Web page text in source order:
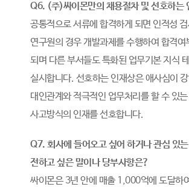
Q6. (주)싸이몬만의 채용절차 및 선호하는
공통적으로 서류에 합격하게 되면 인적성
연구원의 경우 개발과제를 수행하여 합격여
되며 다른 부서들도 특화된 업무기본 지식
실시합니다. 선호하는 인재상은 애사심이
대인관계와 적극적인 업무처리를 할 수 있
사고방식의 인재를 선호합니다.
Q7. 회사에 들어오고 싶어 하거나 관심 있는
전하고 싶은 말이나 당부사항은?
싸이몬은 3년 안에 매출 1,000억에 도달하